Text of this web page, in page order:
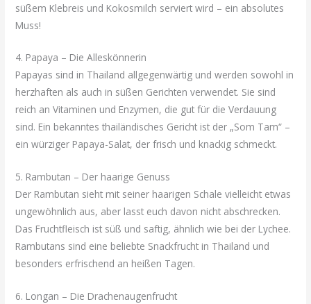
süßem Klebreis und Kokosmilch serviert wird – ein absolutes
Muss!
4. Papaya – Die Alleskönnerin
Papayas sind in Thailand allgegenwärtig und werden sowohl in
herzhaften als auch in süßen Gerichten verwendet. Sie sind
reich an Vitaminen und Enzymen, die gut für die Verdauung
sind. Ein bekanntes thailändisches Gericht ist der „Som Tam“ –
ein würziger Papaya-Salat, der frisch und knackig schmeckt.
5. Rambutan – Der haarige Genuss
Der Rambutan sieht mit seiner haarigen Schale vielleicht etwas
ungewöhnlich aus, aber lasst euch davon nicht abschrecken.
Das Fruchtfleisch ist süß und saftig, ähnlich wie bei der Lychee.
Rambutans sind eine beliebte Snackfrucht in Thailand und
besonders erfrischend an heißen Tagen.
6. Longan – Die Drachenaugenfrucht